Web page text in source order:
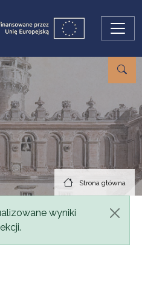
Strona główna
wyniki